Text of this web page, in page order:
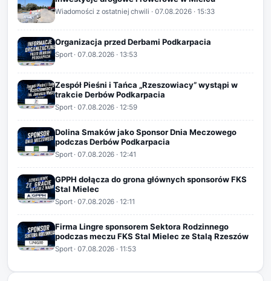
Wiadomości z ostatniej chwili · 07.08.2026· 15:33
Organizacja przed Derbami Podkarpacia
Sport·07.08.2026 · 13:53
Zespół Pieśni i Tańca „Rzeszowiacy” wystąpi w
trakcie Derbów Podkarpacia
Sport·07.08.2026 · 12:59
Dolina Smaków jako Sponsor Dnia Meczowego
podczas Derbów Podkarpacia
Sport·07.08.2026 · 12:41
GPPH dołącza do grona głównych sponsorów FKS
Stal Mielec
Sport·07.08.2026 · 12:11
Firma Lingre sponsorem Sektora Rodzinnego
podczas meczu FKS Stal Mielec ze Stalą Rzeszów
Sport·07.08.2026 · 11:53